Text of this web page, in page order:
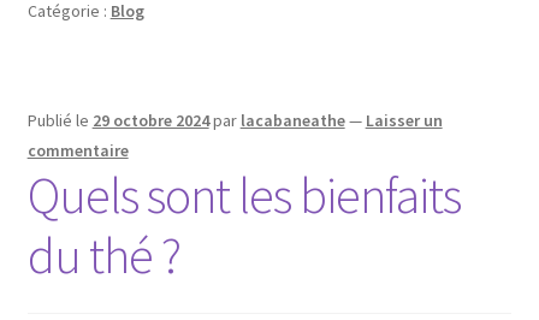
Catégorie : Blog
Publié le 29 octobre 2024par lacabaneathe— Laisser un
commentaire
Quels sont les bienfaits
du thé ?‌